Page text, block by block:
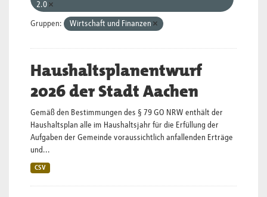
2.0
Gruppen: Wirtschaft und Finanzen
Haushaltsplanentwurf
2026 der Stadt Aachen
Gemäß den Bestimmungen des § 79 GO NRW enthält der
Haushaltsplan alle im Haushaltsjahr für die Erfüllung der
Aufgaben der Gemeinde voraussichtlich anfallenden Erträge
und...
CSV